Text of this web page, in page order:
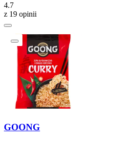
4.7
z 19 opinii
GOONG